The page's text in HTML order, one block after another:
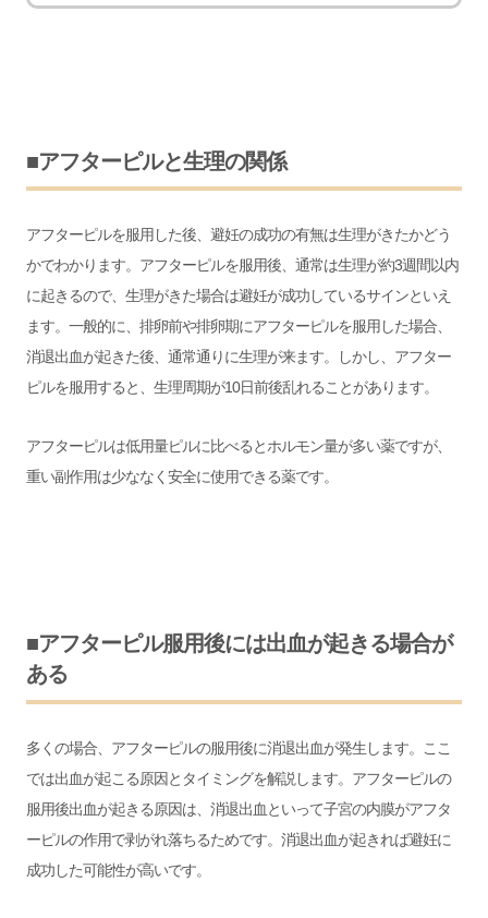
■アフターピルと生理の関係
アフターピルを服用した後、避妊の成功の有無は生理がきたかどう
かでわかります。アフターピルを服用後、通常は生理が約3週間以内
に起きるので、生理がきた場合は避妊が成功しているサインといえ
ます。一般的に、排卵前や排卵期にアフターピルを服用した場合、
消退出血が起きた後、通常通りに生理が来ます。しかし、アフター
ピルを服用すると、生理周期が10日前後乱れることがあります。
アフターピルは低用量ピルに比べるとホルモン量が多い薬ですが、
重い副作用は少ななく安全に使用できる薬です。
■アフターピル服用後には出血が起きる場合が
ある
多くの場合、アフターピルの服用後に消退出血が発生します。ここ
では出血が起こる原因とタイミングを解説します。アフターピルの
服用後出血が起きる原因は、消退出血といって子宮の内膜がアフタ
ーピルの作用で剥がれ落ちるためです。消退出血が起きれば避妊に
成功した可能性が高いです。